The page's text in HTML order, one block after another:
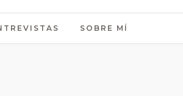
SOBRE MÍ